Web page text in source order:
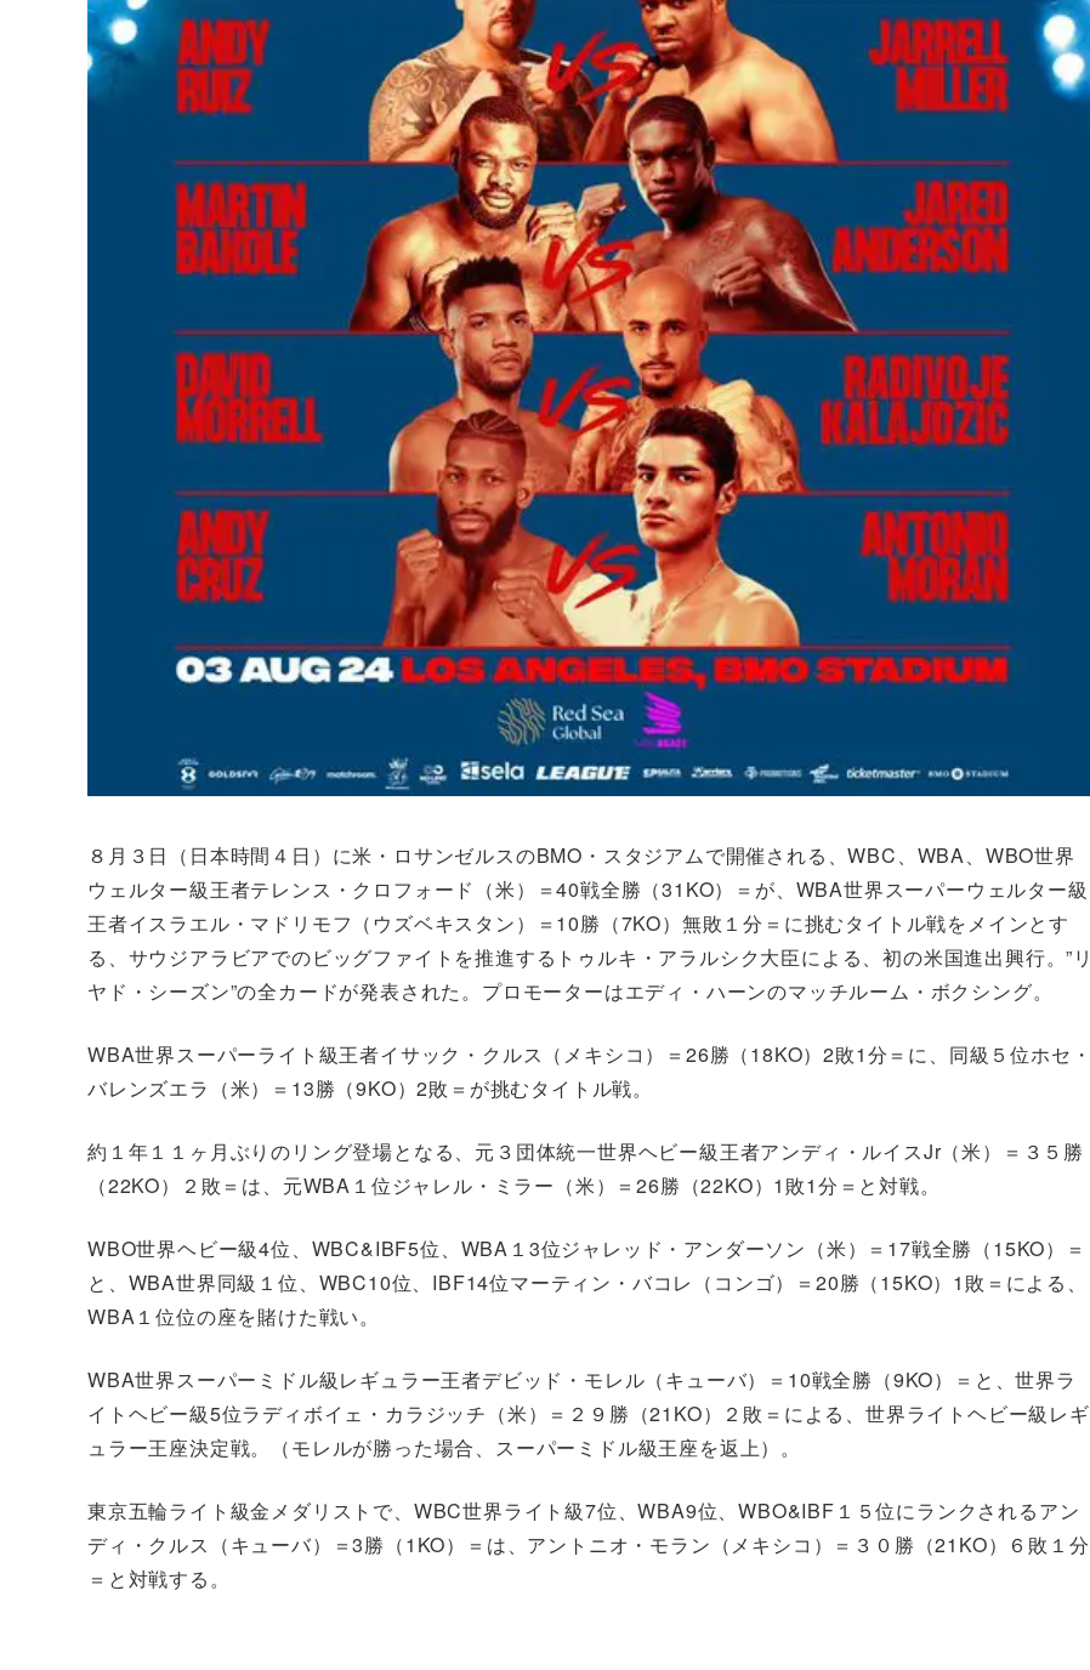
８月３日（日本時間４日）に米・ロサンゼルスのBMO・スタジアムで開催される、WBC、WBA、WBO世界
ウェルター級王者テレンス・クロフォード（米）＝40戦全勝（31KO）＝が、WBA世界スーパーウェルター級
王者イスラエル・マドリモフ（ウズベキスタン）＝10勝（7KO）無敗１分＝に挑むタイトル戦をメインとす
る、サウジアラビアでのビッグファイトを推進するトゥルキ・アラルシク大臣による、初の米国進出興行。”リ
ヤド・シーズン”の全カードが発表された。プロモーターはエディ・ハーンのマッチルーム・ボクシング。
WBA世界スーパーライト級王者イサック・クルス（メキシコ）＝26勝（18KO）2敗1分＝に、同級５位ホセ・
バレンズエラ（米）＝13勝（9KO）2敗＝が挑むタイトル戦。
約１年１１ヶ月ぶりのリング登場となる、元３団体統一世界ヘビー級王者アンディ・ルイスJr（米）＝３５勝
（22KO）２敗＝は、元WBA１位ジャレル・ミラー（米）＝26勝（22KO）1敗1分＝と対戦。
WBO世界ヘビー級4位、WBC&IBF5位、WBA１3位ジャレッド・アンダーソン（米）＝17戦全勝（15KO）＝
と、WBA世界同級１位、WBC10位、IBF14位マーティン・バコレ（コンゴ）＝20勝（15KO）1敗＝による、
WBA１位位の座を賭けた戦い。
WBA世界スーパーミドル級レギュラー王者デビッド・モレル（キューバ）＝10戦全勝（9KO）＝と、世界ラ
イトヘビー級5位ラディボイェ・カラジッチ（米）＝２９勝（21KO）２敗＝による、世界ライトヘビー級レギ
ュラー王座決定戦。（モレルが勝った場合、スーパーミドル級王座を返上）。
東京五輪ライト級金メダリストで、WBC世界ライト級7位、WBA9位、WBO&IBF１５位にランクされるアン
ディ・クルス（キューバ）＝3勝（1KO）＝は、アントニオ・モラン（メキシコ）＝３０勝（21KO）６敗１分
＝と対戦する。